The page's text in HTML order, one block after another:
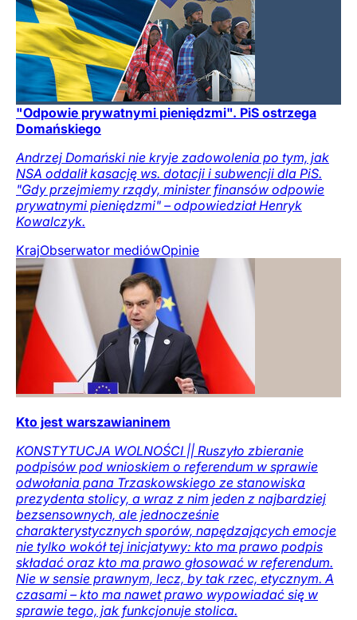
"Odpowie prywatnymi pieniędzmi". PiS ostrzega
Domańskiego
Andrzej Domański nie kryje zadowolenia po tym, jak
NSA oddalił kasację ws. dotacji i subwencji dla PiS.
"Gdy przejmiemy rządy, minister finansów odpowie
prywatnymi pieniędzmi" – odpowiedział Henryk
Kowalczyk.
KrajObserwator mediówOpinie
Kto jest warszawianinem
KONSTYTUCJA WOLNOŚCI || Ruszyło zbieranie
podpisów pod wnioskiem o referendum w sprawie
odwołania pana Trzaskowskiego ze stanowiska
prezydenta stolicy, a wraz z nim jeden z najbardziej
bezsensownych, ale jednocześnie
charakterystycznych sporów, napędzających emocje
nie tylko wokół tej inicjatywy: kto ma prawo podpis
składać oraz kto ma prawo głosować w referendum.
Nie w sensie prawnym, lecz, by tak rzec, etycznym. A
czasami – kto ma nawet prawo wypowiadać się w
sprawie tego, jak funkcjonuje stolica.